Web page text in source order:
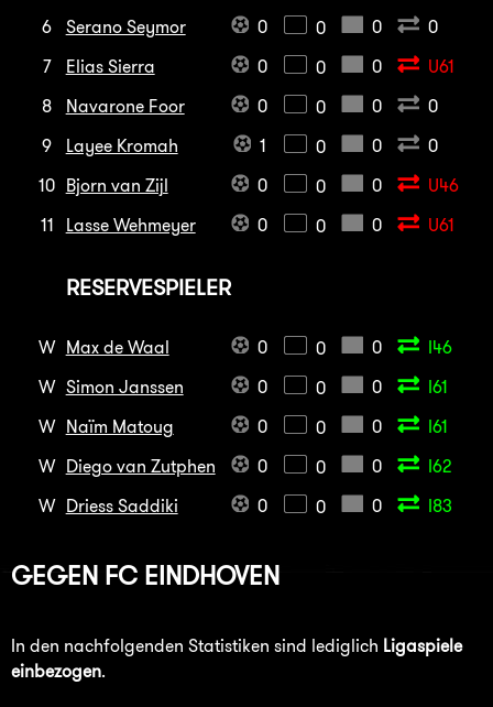
6
Serano Seymor 0 0 0
0
7
Elias Sierra 0 0 0
U61
8
Navarone Foor 0 0 0
0
9
Layee Kromah 1 0 0
0
10 Bjorn van Zijl 0 0 0
U46
11
Lasse Wehmeyer 0 0 0 U61
RESERVESPIELER
W Max de Waal 0 0 0
I46
W Simon Janssen 0 0 0
I61
W Naïm Matoug 0 0 0
I61
W Diego van Zutphen 0 0 0
I62
W Driess Saddiki 0 0 0 I83
GEGEN FC EINDHOVEN
In den nachfolgenden Statistiken sind lediglich Ligaspiele
einbezogen.